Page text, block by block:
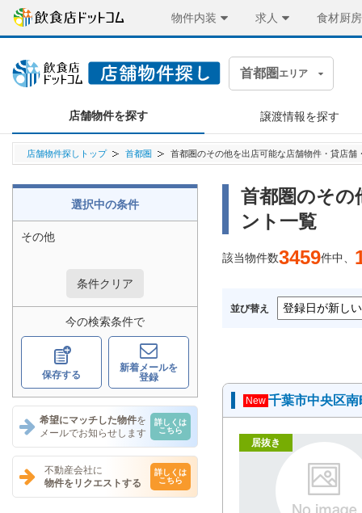
物件内装 求人 食材厨房
首都圏 エリア
店舗物件を探す 譲渡情報を探す
店舗物件探しトップ 首都圏 首都圏のその他を出店可能な店舗物件・貸店舗
選択中の条件
その他
条件クリア
今の検索条件で
保存する
新着メールを
登録
希望にマッチした物件を
メールでお知らせします
詳しくは
こちら
不動産会社に
物件をリクエストする
詳しくは
こちら
首都圏のその
ント一覧
該当物件数3459件中、
並び替え
New 千葉市中央区
居抜き